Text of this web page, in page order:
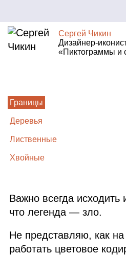
Сергей Чикин
«Пиктограммы и
Границы
Деревья
Лиственные
Хвойные
Важно всегда исходить
что легенда — зло.
Не представляю, как на
работать цветовое